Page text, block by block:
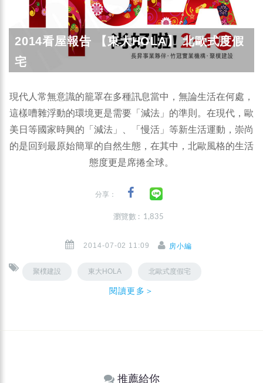
2014看屋報告 【東大HOLA】 北歐式度假
宅
現代人常無意識的籠罩在多種訊息當中，無論生活在何處，
這樣嘈雜浮動的環境更是需要「減法」的準則。在現代，歐
美日等國家時興的「減法」、「慢活」等新生活運動，崇尚
的是回到最原始簡單的自然生態，在其中，北歐風格的生活
態度更是席捲全球。
分享：
瀏覽數 : 1,835
2014-07-02 11:09 房小編
聚樸建設 東大HOLA 北歐式度假宅
閱讀更多＞
推薦給你